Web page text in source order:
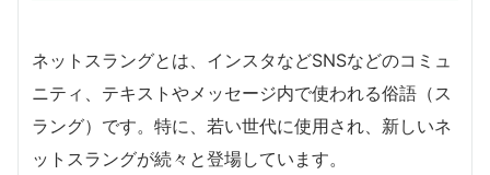
ネットスラングとは、インスタなどSNSなどのコミュ
ニティ、テキストやメッセージ内で使われる俗語（ス
ラング）です。特に、若い世代に使用され、新しいネ
ットスラングが続々と登場しています。